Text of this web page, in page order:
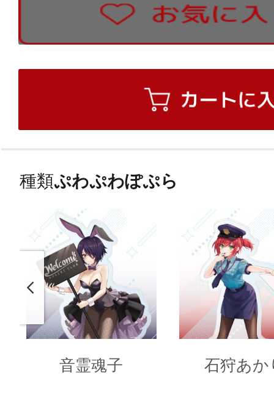
種類ぷわぷわぽぷら
音霊魂子 石狩あか